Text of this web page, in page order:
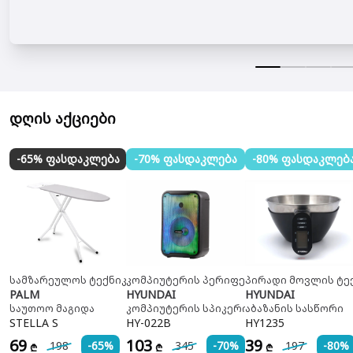
დღის აქციები
-65% ფასდაკლება
სამზარეულოს ტექნიკა
PALM
საუთოო მაგიდა
STELLA S
69 ₾ 198 -65%
-70% ფასდაკლება
კომპიუტერის პერიფერია
HYUNDAI
კომპიუტერის სპიკერი
HY-022B
103 ₾ 345 -70%
-80%
პირადი მოვლის
HYUNDAI
აბაზანის სასწორი
HY1235
39 ₾ 197 -80%